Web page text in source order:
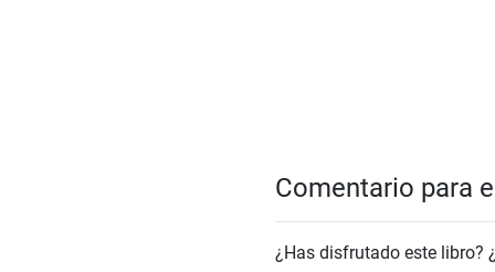
Comentario para
¿Has disfrutado este libro?